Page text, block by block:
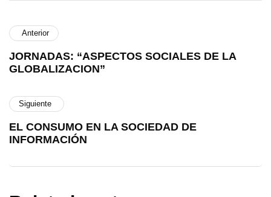
Anterior
JORNADAS: “ASPECTOS SOCIALES DE LA
GLOBALIZACION”
Siguiente
EL CONSUMO EN LA SOCIEDAD DE
INFORMACIÓN